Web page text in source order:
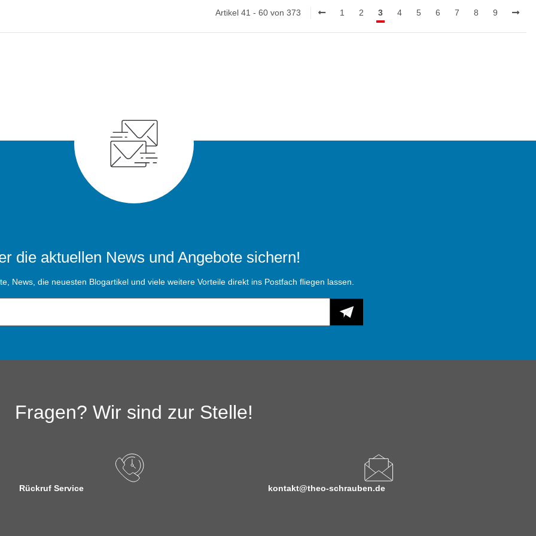
Artikel 41 - 60 von 373 1 2 3 4 5 6 7 8 9
die aktuellen News und Angebote sichern!
News, die neuesten Blogartikel und viele weitere Vorteile direkt ins Postfach fliegen lassen.
Fragen? Wir sind zur Stelle!
Rückruf Service kontakt@theo-schrauben.de